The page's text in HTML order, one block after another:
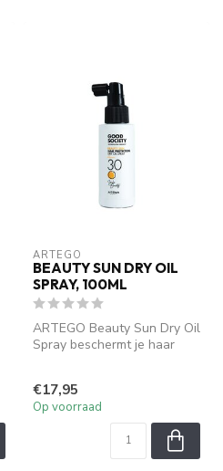
ARTEGO
BEAUTY SUN DRY OIL
SPRAY, 100ML
ARTEGO Beauty Sun Dry Oil
Spray beschermt je haar
€17,95
Op voorraad